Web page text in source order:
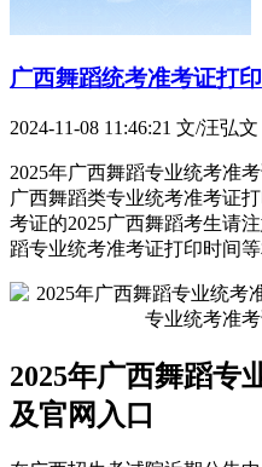
广西舞蹈统考准考证打印
2024-11-08 11:46:21 文/汪弘
2025年广西舞蹈专业统考准
广西舞蹈类专业统考准考证
考证的2025广西舞蹈考生请
蹈专业统考准考证打印时间等
2025年广西舞蹈专
及官网入口